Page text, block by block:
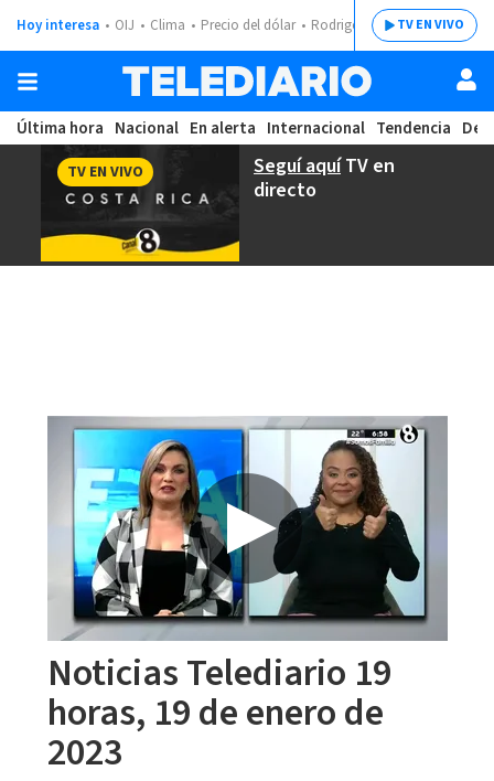
Hoy interesa OIJ Clima Precio del dólar Rodrigo ChavesTV EN VIVO
Última hora Nacional En alerta Internacional Tendencia
Seguí aquíTV en
directo
TV EN VIVO
Noticias Telediario 19
horas, 19 de enero de
2023